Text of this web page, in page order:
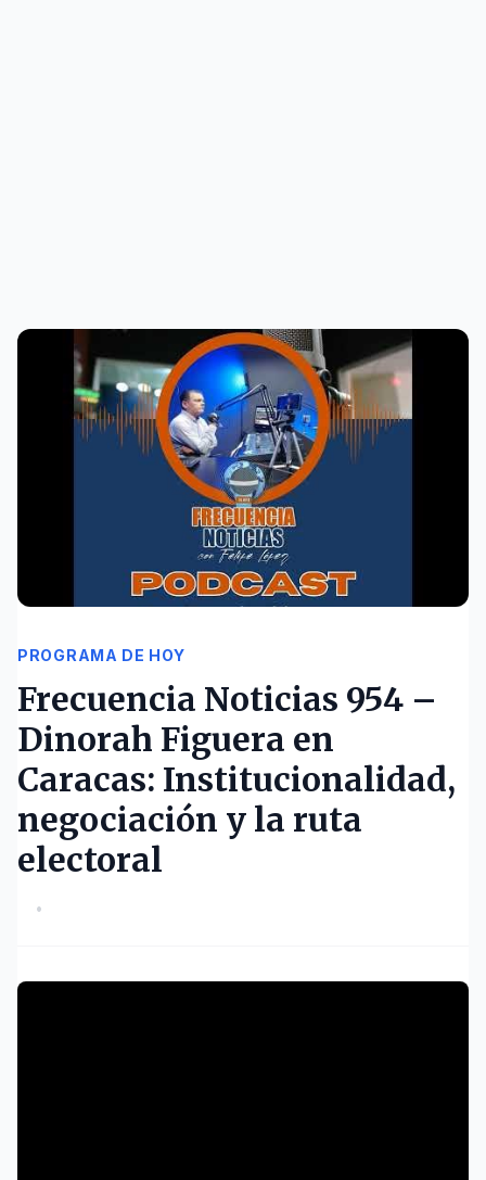
PROGRAMA DE HOY
Frecuencia Noticias 954 –
Dinorah Figuera en
Caracas: Institucionalidad,
negociación y la ruta
electoral
•